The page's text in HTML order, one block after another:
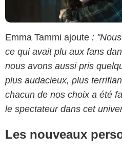
Emma Tammi ajoute :
ce qui avait plu aux fans
nous avons aussi pris
plus audacieux, plus
chacun de nos choix a été
le spectateur dans cet
Les nouveaux